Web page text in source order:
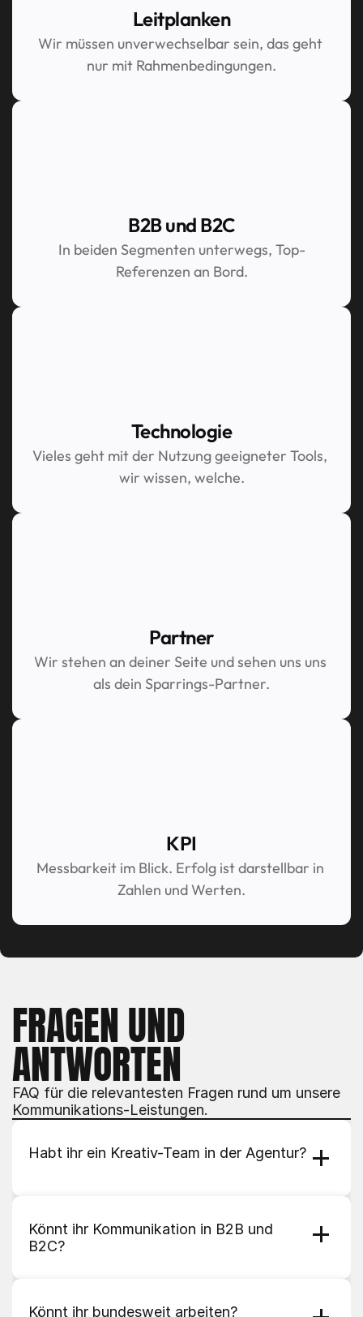
Leitplanken
Wir müssen unverwechselbar sein, das geht
nur mit Rahmenbedingungen.
B2B und B2C
In beiden Segmenten unterwegs, Top-
Referenzen an Bord.
Technologie
Vieles geht mit der Nutzung geeigneter Tools,
wir wissen, welche.
Partner
Wir stehen an deiner Seite und sehen uns uns
als dein Sparrings-Partner.
KPI
Messbarkeit im Blick. Erfolg ist darstellbar in
Zahlen und Werten.
FRAGEN UND
ANTWORTEN
FAQ für die relevantesten Fragen rund um unsere
Kommunikations-Leistungen.
Habt ihr ein Kreativ-Team in der Agentur?
Könnt ihr Kommunikation in B2B und
B2C?
Könnt ihr bundesweit arbeiten?